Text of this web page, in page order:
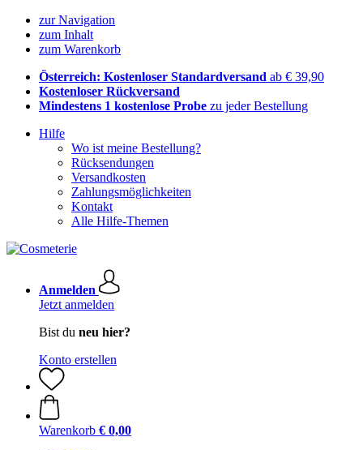
zur Navigation
zum Inhalt
zum Warenkorb
Österreich: Kostenloser Standardversand ab € 39,90
Kostenloser Rückversand
Mindestens 1 kostenlose Probe zu jeder Bestellung
Hilfe
Wo ist meine Bestellung?
Rücksendungen
Versandkosten
Zahlungsmöglichkeiten
Kontakt
Alle Hilfe-Themen
Anmelden
Jetzt anmelden
Bist du neu hier?
Konto erstellen
Warenkorb € 0,00